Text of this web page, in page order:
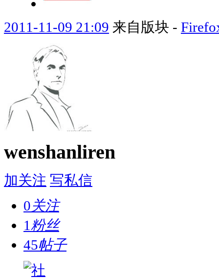
2011-11-09 21:09 来自版块 -
wenshanliren
加关注 写私信
0关注
1粉丝
45帖子